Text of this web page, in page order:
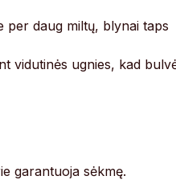
per daug miltų, blynai taps
vidutinės ugnies, kad
garantuoja sėkmę.